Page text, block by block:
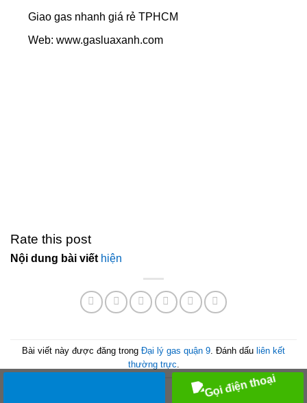
Giao gas nhanh giá rẻ TPHCM
Web: www.gasluaxanh.com
Rate this post
Nội dung bài viết hiện
Bài viết này được đăng trong Đại lý gas quận 9 . Đánh dấu liên kết
thường trực